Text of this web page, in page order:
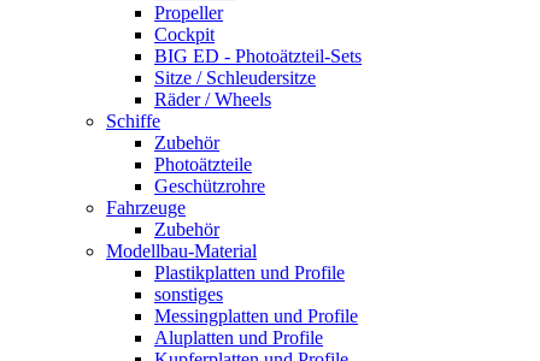
Propeller
Cockpit
BIG ED - Photoätzteil-Sets
Sitze / Schleudersitze
Räder / Wheels
Schiffe
Zubehör
Photoätzteile
Geschützrohre
Fahrzeuge
Zubehör
Modellbau-Material
Plastikplatten und Profile
sonstiges
Messingplatten und Profile
Aluplatten und Profile